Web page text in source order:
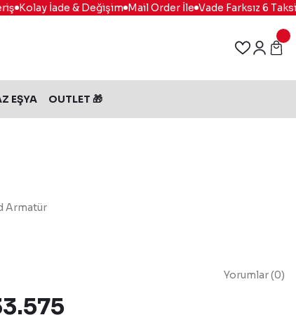
Kolay İade & Değişim Mail Order İle Vade Farksız 6 Taksit
EŞYA OUTLET 🎁
Armatür
Yorumlar (0)